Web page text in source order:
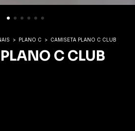
> PLANO C > CAMISETA PLANO C CLUB
C CLUB